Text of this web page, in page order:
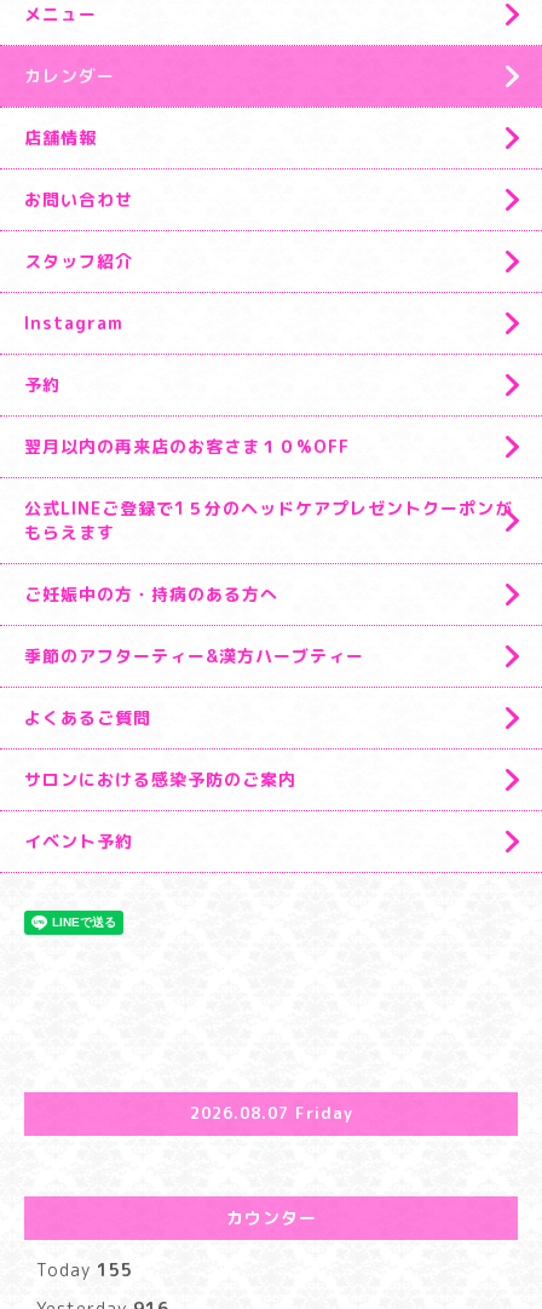
メニュー
カレンダー
店舗情報
お問い合わせ
スタッフ紹介
Instagram
予約
翌月以内の再来店のお客さま１０%OFF
公式LINEご登録で1５分のヘッドケアプレゼントクーポンが
もらえます
ご妊娠中の方・持病のある方へ
季節のアフターティー&漢方ハーブティー
よくあるご質問
サロンにおける感染予防のご案内
イベント予約
2026.08.07 Friday
カウンター
Today 155